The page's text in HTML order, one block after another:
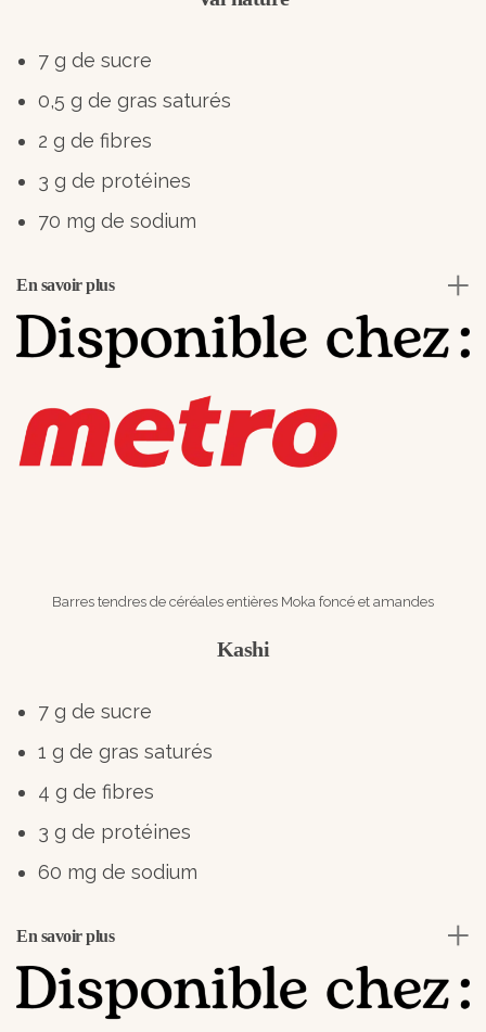
7 g de sucre
0,5 g de gras saturés
2 g de fibres
3 g de protéines
70 mg de sodium
En savoir plus
Barres tendres de céréales entières Moka foncé et amandes
Kashi
7 g de sucre
1 g de gras saturés
4 g de fibres
3 g de protéines
60 mg de sodium
En savoir plus